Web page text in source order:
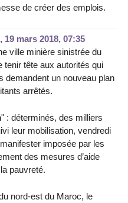
de créer des emplois.
19 mars 2018, 07:35
ville minière sinistrée du
tenir tête aux autorités qui
demandent un nouveau plan
arrêtés.
: déterminés, des milliers
leur mobilisation, vendredi
imposée par les
des mesures d’aide
pauvreté.
nord-est du Maroc, le